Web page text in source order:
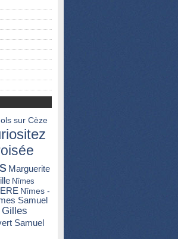
sur Cèze
Marguerite
Nîmes
Nîmes -
Samuel
Samuel